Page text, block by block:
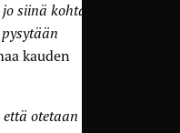
siinä kohtaa
kauden
otetaan se